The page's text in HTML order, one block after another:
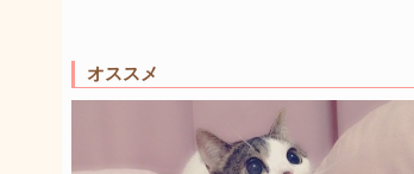
オススメ